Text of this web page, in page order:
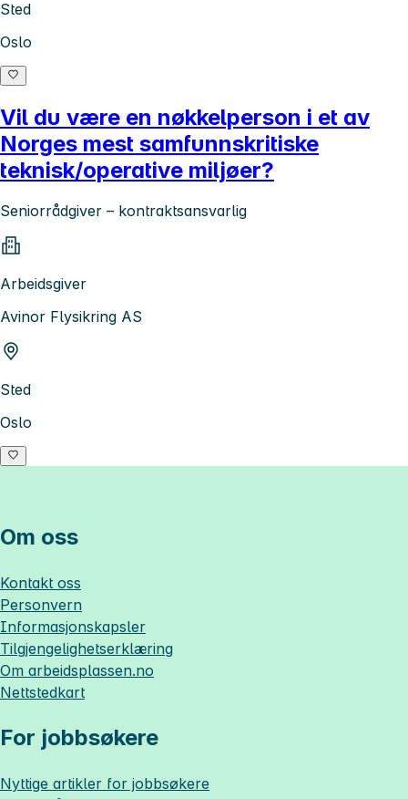
Sted
Oslo
Vil du være en nøkkelperson i et av
Norges mest samfunnskritiske
teknisk/operative miljøer?
Seniorrådgiver – kontraktsansvarlig
Arbeidsgiver
Avinor Flysikring AS
Sted
Oslo
Om oss
Kontakt oss
Personvern
Informasjonskapsler
Tilgjengelighetserklæring
Om arbeidsplassen.no
Nettstedkart
For jobbsøkere
Nyttige artikler for jobbsøkere